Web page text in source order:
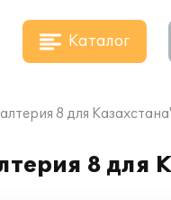
Каталог
8 для
8 для